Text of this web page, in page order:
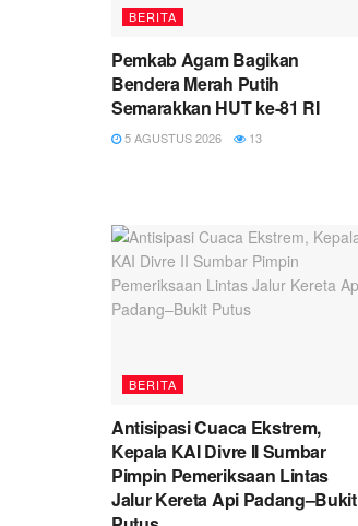
BERITA
Pemkab Agam Bagikan
Bendera Merah Putih
Semarakkan HUT ke-81 RI
5 AGUSTUS 2026 13
BERITA
Antisipasi Cuaca Ekstrem,
Kepala KAI Divre II Sumbar
Pimpin Pemeriksaan Lintas
Jalur Kereta Api Padang–Bukit